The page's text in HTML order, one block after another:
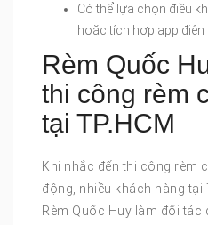
Có thể lựa chọn điều
hoặc tích hợp app điện
Rèm Quốc
thi công rèm
tại TP.HCM
Khi nhắc đến thi công rèm
động, nhiều khách hàng tại
Rèm Quốc Huy làm đối tác